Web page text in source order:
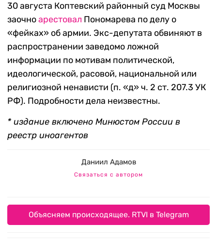
30 августа Коптевский районный суд Москвы
заочноарестовал Пономарева по делу о
«фейках» об армии. Экс-депутата обвиняют в
распространении заведомо ложной
информации по мотивам политической,
идеологической, расовой, национальной или
религиозной ненависти (п. «д» ч. 2 ст. 207.3 УК
РФ). Подробности дела неизвестны.
* издание включено Минюстом России в
реестр иноагентов
Даниил Адамов
Связаться с автором
Объясняем происходящее. RTVI в Telegram